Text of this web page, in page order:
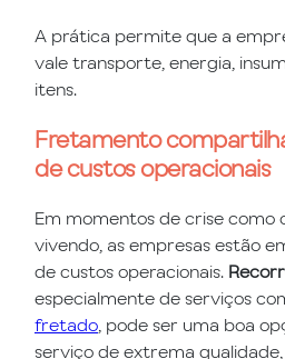
A prática permite que a
vale transporte, energia,
itens.
Fretamento
de custos operacionais
Em momentos de crise como
vivendo, as empresas estão
de custos operacionais.
especialmente de serviços
fretado, pode ser uma boa
serviço de extrema